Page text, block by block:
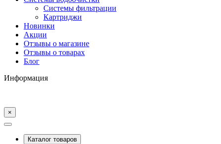
Системы фильтрации
Картриджи
Новинки
Акции
Отзывы о магазине
Отзывы о товарах
Блог
Информация
×
Каталог товаров